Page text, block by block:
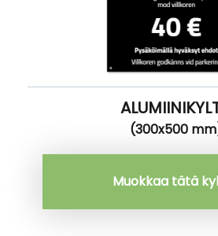
(300x500
Muokkaa tätä